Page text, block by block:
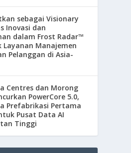
sebagai Visionary
Inovasi dan
dalam Frost Radar™
Layanan Manajemen
Pelanggan di Asia-
Centres dan Morong
PowerCore 5.0,
Prefabrikasi Pertama
Pusat Data AI
Tinggi